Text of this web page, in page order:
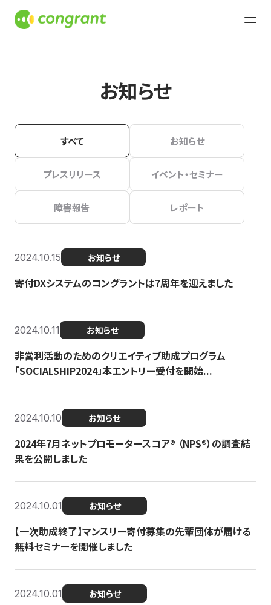
お知らせ
すべて お知らせ
プレスリリース イベント・セミナー
障害報告 レポート
2024.10.15 お知らせ
寄付DXシステムのコングラントは7周年を迎えました
2024.10.11 お知らせ
非営利活動のためのクリエイティブ助成プログラム
「SOCIALSHIP2024」本エントリー受付を開始...
2024.10.10 お知らせ
2024年7月ネットプロモータースコア®︎ （NPS®︎）の調査結
果を公開しました
2024.10.01 お知らせ
【一次助成終了】マンスリー寄付募集の先輩団体が届ける
無料セミナーを開催しました
2024.10.01 お知らせ